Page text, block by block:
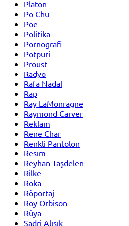
Platon
Po Chu
Poe
Politika
Pornografi
Potpuri
Proust
Radyo
Rafa Nadal
Rap
Ray LaMonragne
Raymond Carver
Reklam
Rene Char
Renkli Pantolon
Resim
Reyhan Taşdelen
Rilke
Roka
Röportaj
Roy Orbison
Rüya
Sadri Alışık